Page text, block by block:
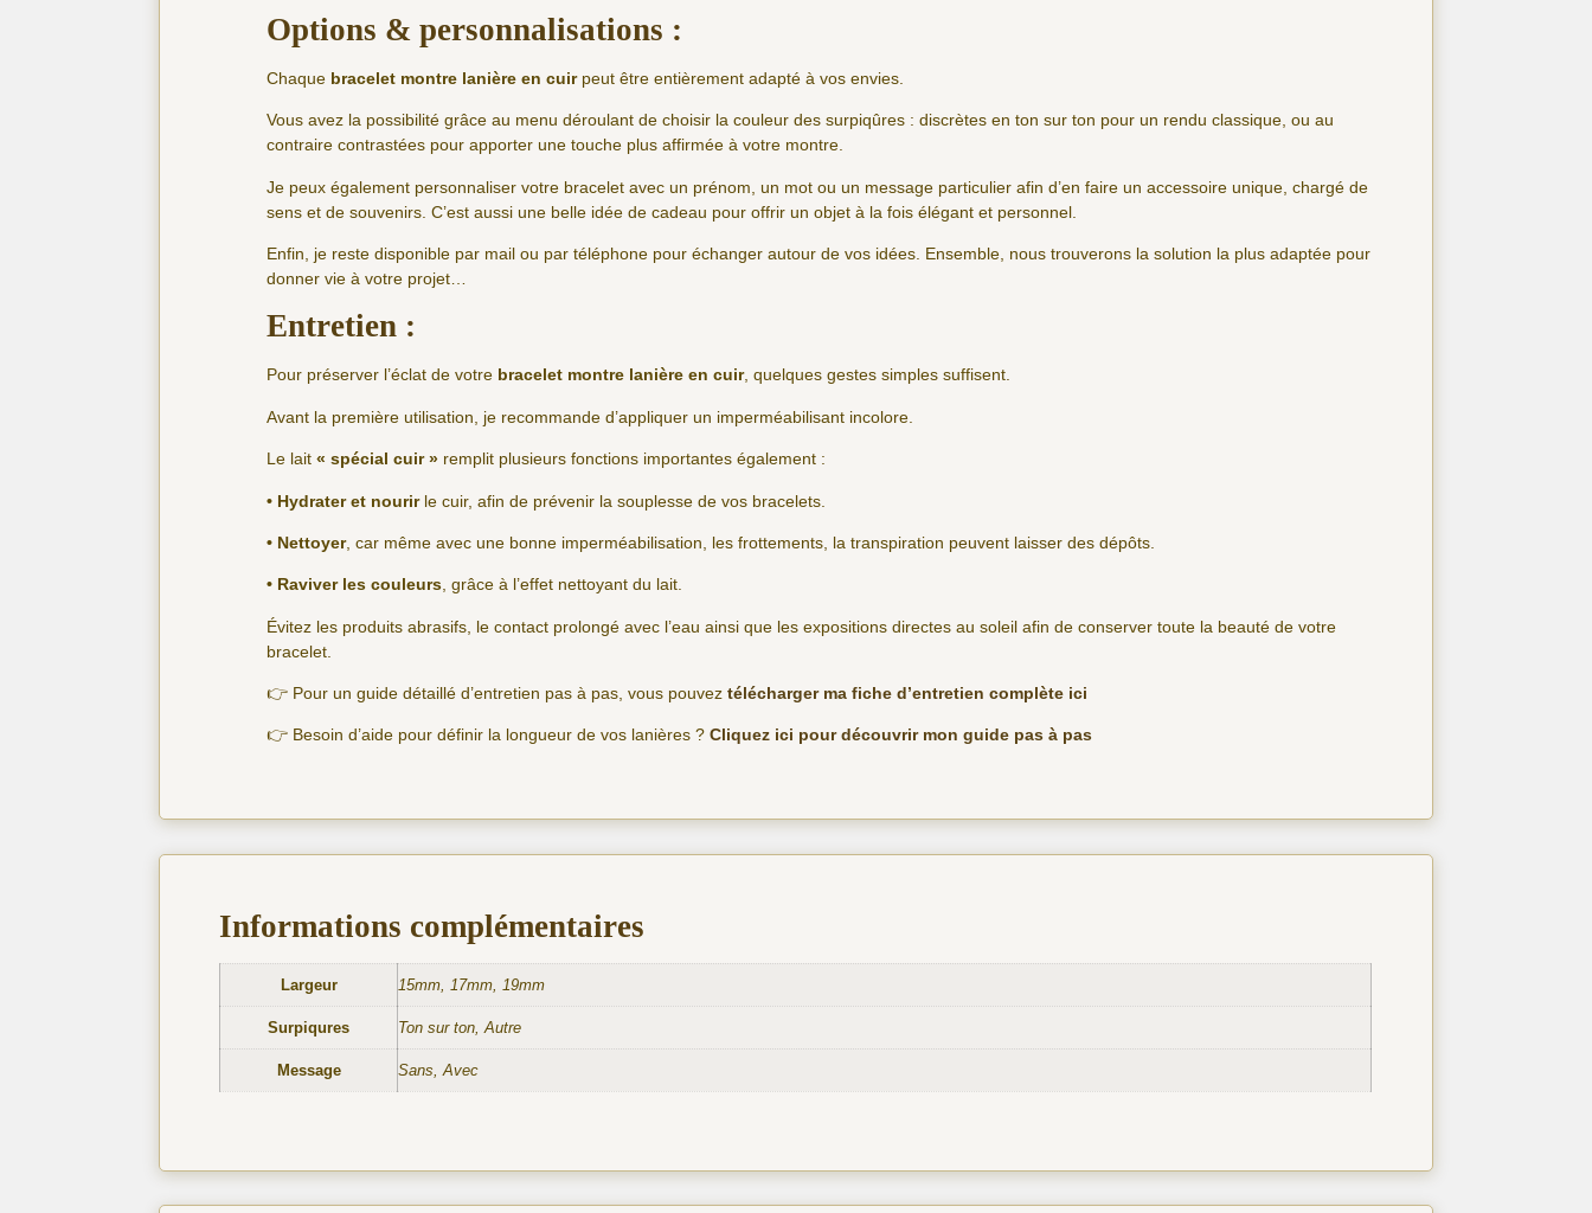
Options & personnalisations :
Chaque bracelet montre lanière en cuirpeut être entièrement adapté à vos envies.
Vous avez la possibilité grâce au menu déroulant de choisir la couleur des surpiqûres : discrètes en ton sur ton pour un rendu classique, ou au
contraire contrastées pour apporter une touche plus affirmée à votre montre.
Je peux également personnaliser votre bracelet avec un prénom, un mot ou un message particulier afin d’en faire un accessoire unique, chargé de
sens et de souvenirs. C’est aussi une belle idée de cadeau pour offrir un objet à la fois élégant et personnel.
Enfin, je reste disponible par mail ou par téléphone pour échanger autour de vos idées. Ensemble, nous trouverons la solution la plus adaptée pour
donner vie à votre projet…
Entretien :
Pour préserver l’éclat de votre bracelet montre lanière en cuir, quelques gestes simples suffisent.
Avant la première utilisation, je recommande d’appliquer un imperméabilisant incolore.
Le lait« spécial cuir » remplit plusieurs fonctions importantes également :
• Hydrater et nourir le cuir, afin de prévenir la souplesse de vos bracelets.
• Nettoyer, car même avec une bonne imperméabilisation, les frottements, la transpiration peuvent laisser des dépôts.
• Raviver les couleurs, grâce à l’effet nettoyant du lait.
Évitez les produits abrasifs, le contact prolongé avec l’eau ainsi que les expositions directes au soleil afin de conserver toute la beauté de votre
bracelet.
👉 Pour un guide détaillé d’entretien pas à pas, vous pouveztélécharger ma fiche d’entretien complète ici
👉 Besoin d’aide pour définir la longueur de vos lanières ?Cliquez ici pour découvrir mon guide pas à pas
Informations complémentaires
Largeur 15mm, 17mm, 19mm
Surpiqures Ton sur ton, Autre
Message Sans, Avec